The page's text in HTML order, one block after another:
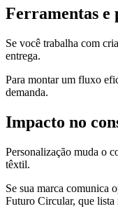
Ferramentas e
Se você trabalha com
entrega.
Para montar um fluxo
demanda.
Impacto no
Personalização muda o
têxtil.
Se sua marca comunica
Futuro Circular, que lista